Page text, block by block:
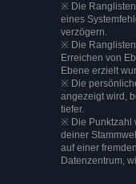
※ Die
eines
verzögern.
※ Die
Erreichen von
Ebene erzielt
※ Die
angezeigt wird,
tiefer.
※ Die Punktzahl
deiner
auf einer
Datenzentrum,